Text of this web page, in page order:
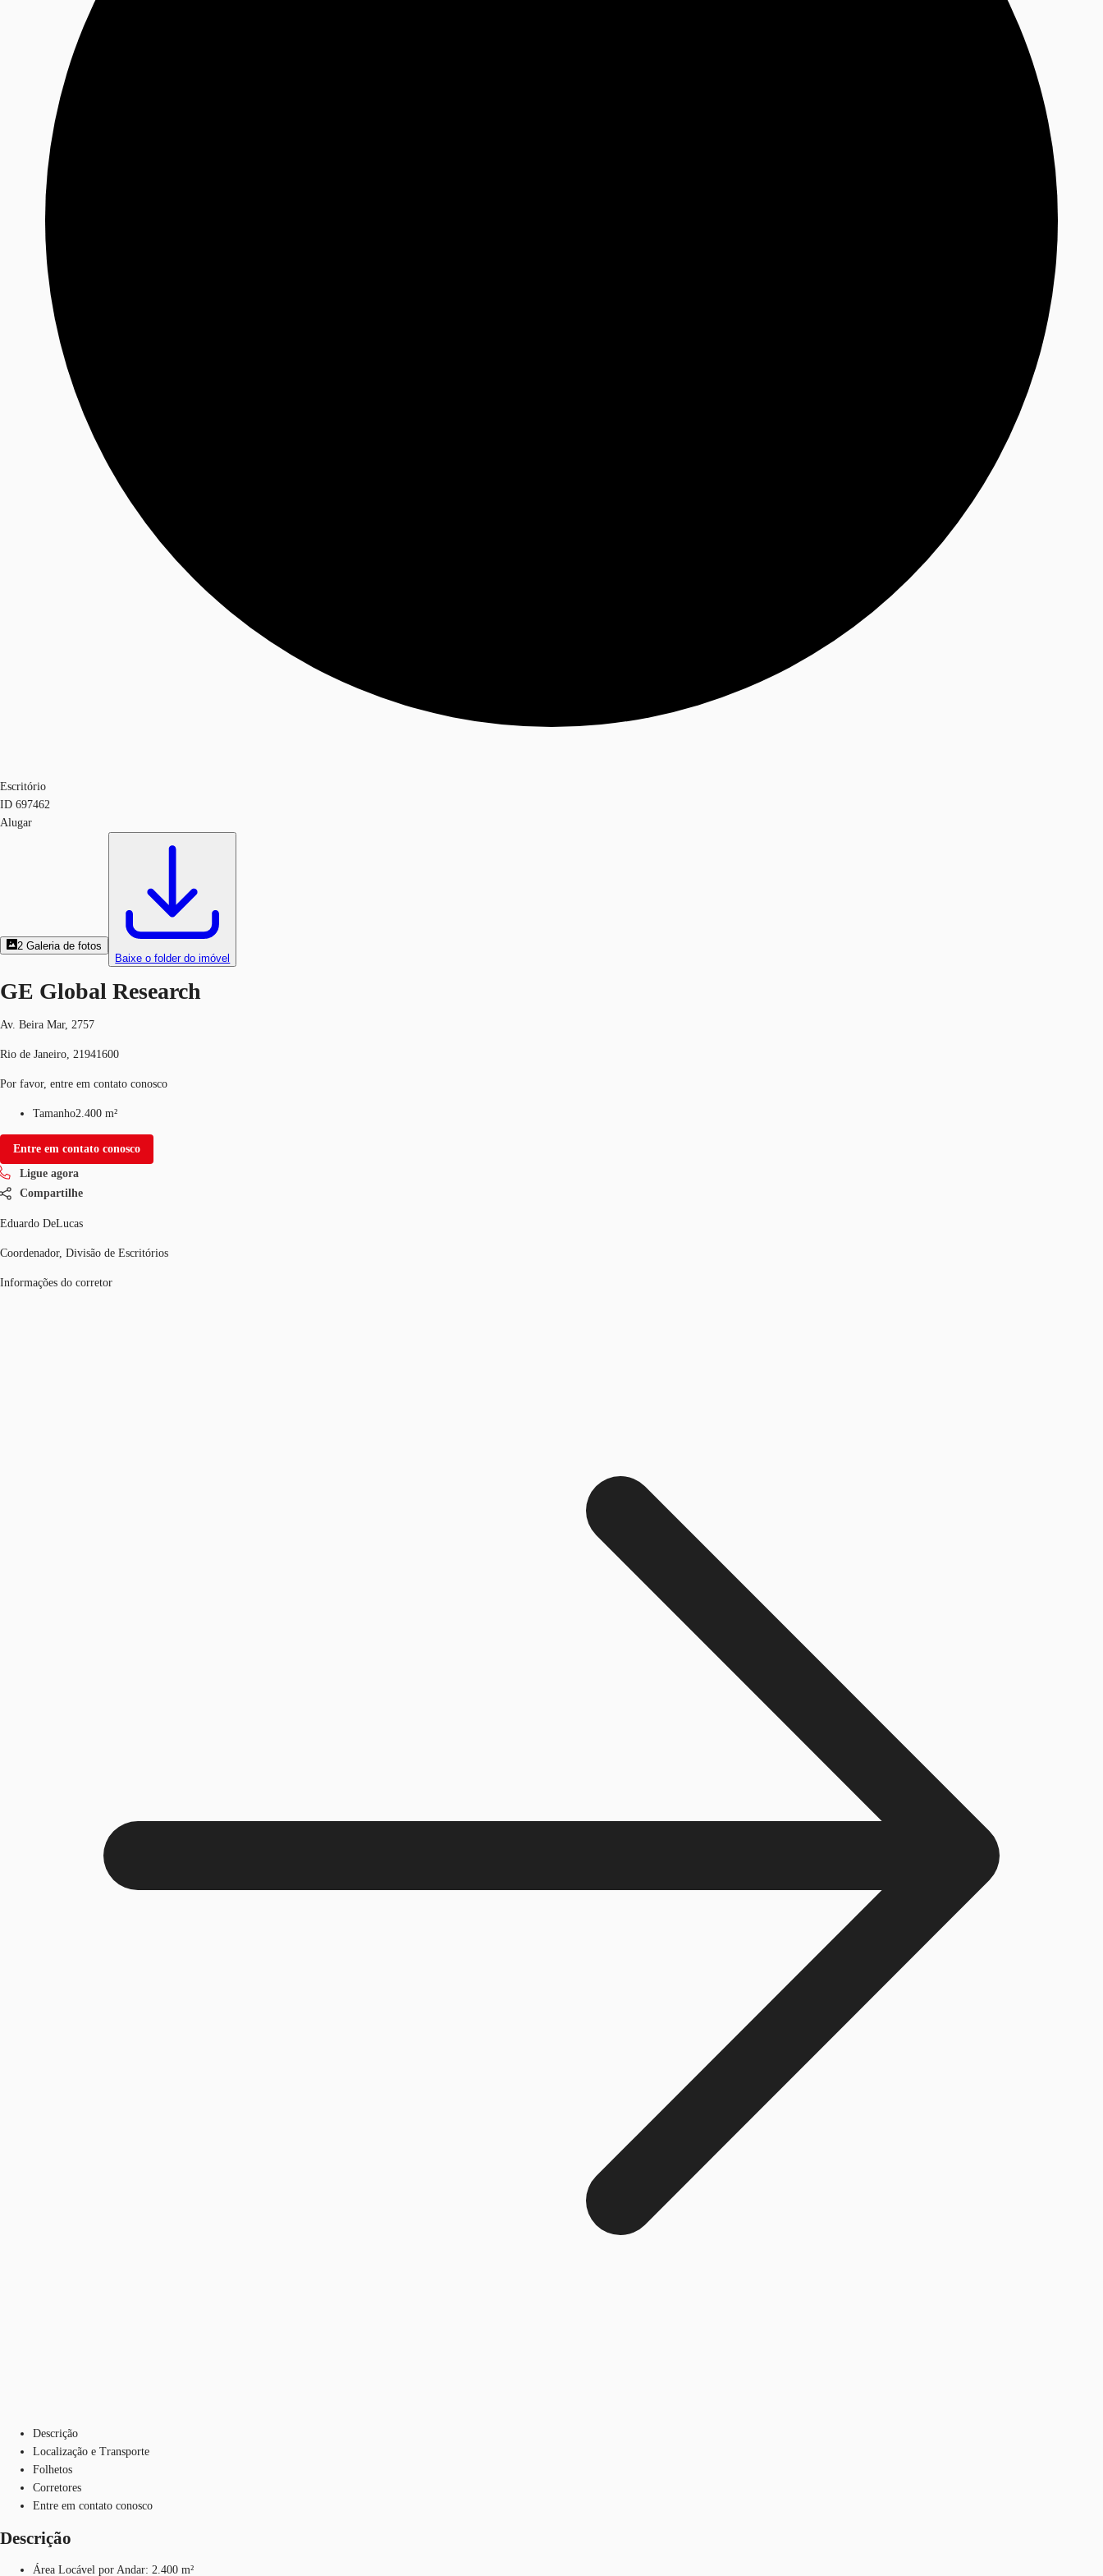
Escritório
ID 697462
Alugar
2 Galeria de fotos
Baixe o folder do imóvel
GE Global Research
Av. Beira Mar, 2757
Rio de Janeiro, 21941600
Por favor, entre em contato conosco
Tamanho2.400 m²
Entre em contato conosco
Ligue agora
Compartilhe
Eduardo DeLucas
Coordenador, Divisão de Escritórios
Informações do corretor
Descrição
Localização e Transporte
Folhetos
Corretores
Entre em contato conosco
Descrição
Área Locável por Andar: 2.400 m²